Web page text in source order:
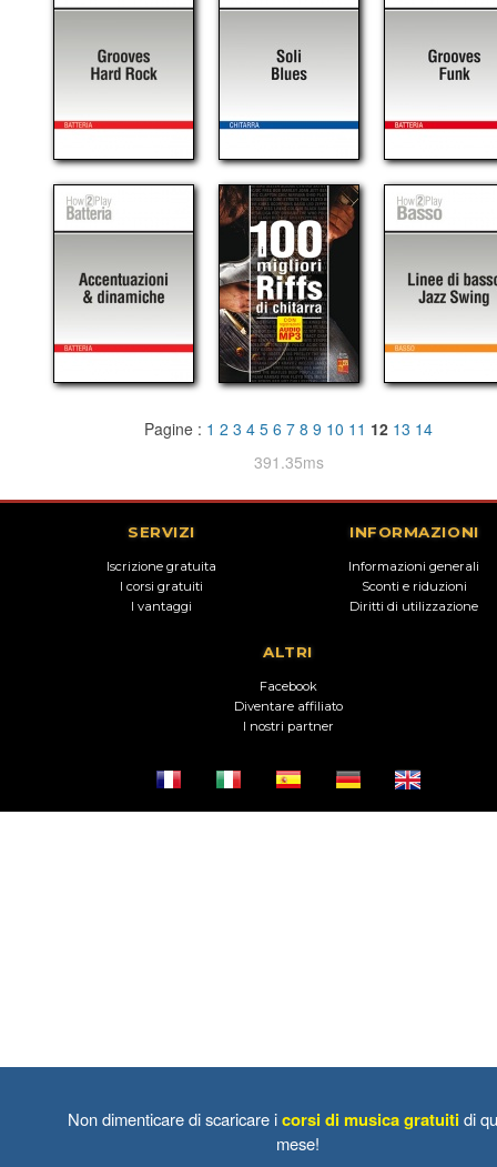
Pagine : 1 2 3 4 5 6 7 8 9 10 11 12 13 14
391.35ms
SERVIZI
Iscrizione gratuita
I corsi gratuiti
I vantaggi
INFORMAZIONI
Informazioni generali
Sconti e riduzioni
Diritti di utilizzazione
ALTRI
Facebook
Diventare affiliato
I nostri partner
Non dimenticare di scaricare icorsi di musica gratuiti di
mese!